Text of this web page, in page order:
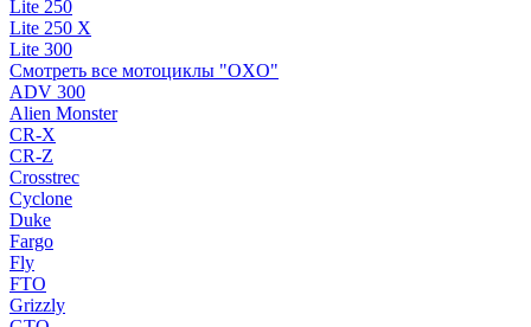
Lite 250
Lite 250 X
Lite 300
Смотреть все мотоциклы "OXO"
ADV 300
Alien Monster
CR-X
CR-Z
Crosstrec
Cyclone
Duke
Fargo
Fly
FTO
Grizzly